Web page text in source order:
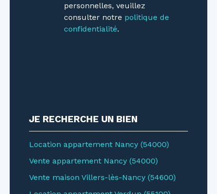
personnelles, veuillez
consulter notre politique de
confidentialité.
JE RECHERCHE UN BIEN
Location appartement Nancy (54000)
Vente appartement Nancy (54000)
Vente maison Villers-lès-Nancy (54600)